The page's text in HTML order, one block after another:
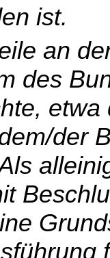
ist.
an
des
der